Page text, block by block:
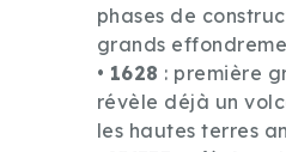
phases de
grands
• 1628 : première
révèle déjà un
les hautes terres